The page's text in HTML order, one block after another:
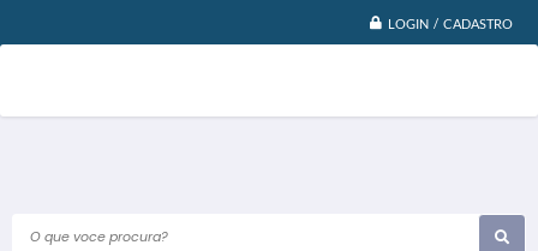
LOGIN / CADASTRO
O que voce procura?